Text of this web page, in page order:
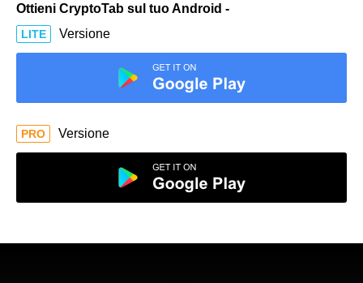
Ottieni CryptoTab sul tuo Android -
LITE Versione
PRO Versione